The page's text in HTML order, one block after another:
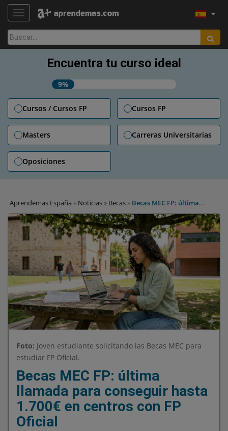
TOGGLE NAVIGATION
Buscar:
Encuentra tu curso ideal
9%
Cursos / Cursos FP Cursos FP
Masters Carreras Universitarias
Oposiciones
Aprendemas España » Noticias » Becas » Becas MEC FP: última
llamada para conseguir hasta 1.700€ en centros con FP Oficial
Foto: Joven estudiante solicitando las Becas MEC para
estudiar FP Oficial.
Becas MEC FP: última
llamada para conseguir hasta
1.700€ en centros con FP
Oficial